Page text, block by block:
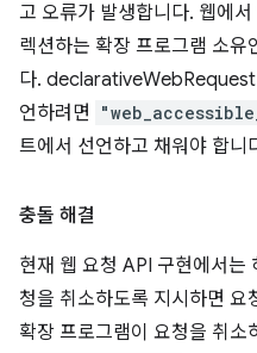
고 오류가 발생합니다. 웹에
렉션하는 확장 프로그램 소유
다. declarativeWebRequest
언하려면
트에서 선언하고 채워야 합니
충돌 해결
현재 웹 요청 API 구현에서는
청을 취소하도록 지시하면 요
확장 프로그램이 요청을 취소